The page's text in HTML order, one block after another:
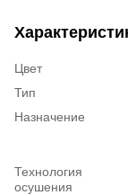
Цвет
Тип
Назначение
Технология
осушения